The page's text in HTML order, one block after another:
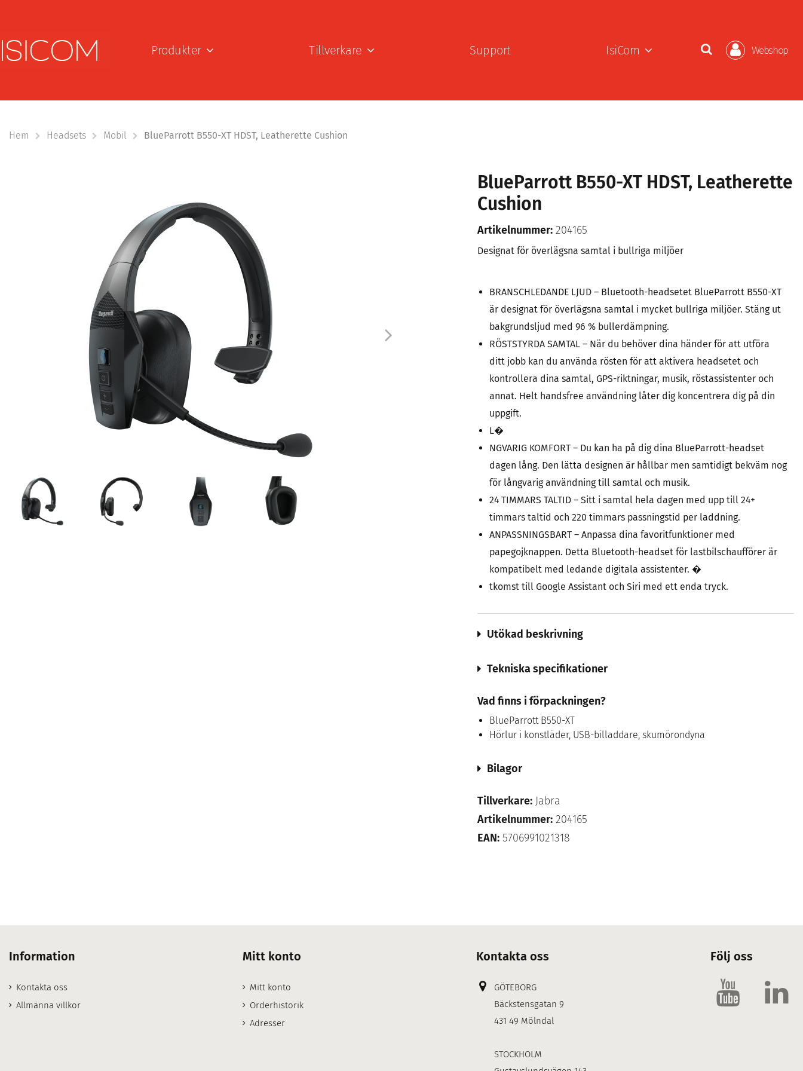
Produkter Tillverkare Support IsiCom Webshop
Hem Headsets Mobil BlueParrott B550-XT HDST, Leatherette Cushion
BlueParrott B550-XT HDST, Leatherette
Cushion
Artikelnummer: 204165
Designat för överlägsna samtal i bullriga miljöer
BRANSCHLEDANDE LJUD – Bluetooth-headsetet BlueParrott B550-XT
är designat för överlägsna samtal i mycket bullriga miljöer. Stäng ut
bakgrundsljud med 96 % bullerdämpning.
RÖSTSTYRDA SAMTAL – När du behöver dina händer för att utföra
ditt jobb kan du använda rösten för att aktivera headsetet och
kontrollera dina samtal, GPS-riktningar, musik, röstassistenter och
annat. Helt handsfree användning låter dig koncentrera dig på din
uppgift.
L�
NGVARIG KOMFORT – Du kan ha på dig dina BlueParrott-headset
dagen lång. Den lätta designen är hållbar men samtidigt bekväm nog
för långvarig användning till samtal och musik.
24 TIMMARS TALTID – Sitt i samtal hela dagen med upp till 24+
timmars taltid och 220 timmars passningstid per laddning.
ANPASSNINGSBART – Anpassa dina favoritfunktioner med
papegojknappen. Detta Bluetooth-headset för lastbilschaufförer är
kompatibelt med ledande digitala assistenter. �
tkomst till Google Assistant och Siri med ett enda tryck.
Utökad beskrivning
Tekniska specifikationer
Vad finns i förpackningen?
BlueParrott B550-XT
Hörlur i konstläder, USB-billaddare, skumörondyna
Bilagor
Tillverkare: Jabra
Artikelnummer: 204165
EAN: 5706991021318
Information
Kontakta oss
Allmänna villkor
Mitt konto
Mitt konto
Orderhistorik
Adresser
Kontakta oss
GÖTEBORG
Bäckstensgatan 9
431 49 Mölndal
STOCKHOLM
Följ oss